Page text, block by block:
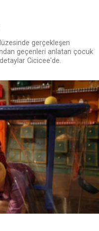
gerçekleşen
geçenleri anlatan çocuk
Cicicee'de.